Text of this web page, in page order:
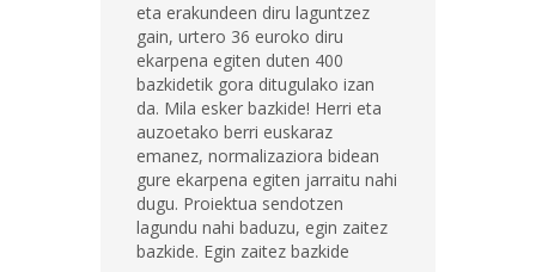
eta erakundeen diru laguntzez
gain, urtero 36 euroko diru
ekarpena egiten duten 400
bazkidetik gora ditugulako izan
da. Mila esker bazkide! Herri eta
auzoetako berri euskaraz
emanez, normalizaziora bidean
gure ekarpena egiten jarraitu nahi
dugu. Proiektua sendotzen
lagundu nahi baduzu, egin zaitez
bazkide. Egin zaitez bazkide